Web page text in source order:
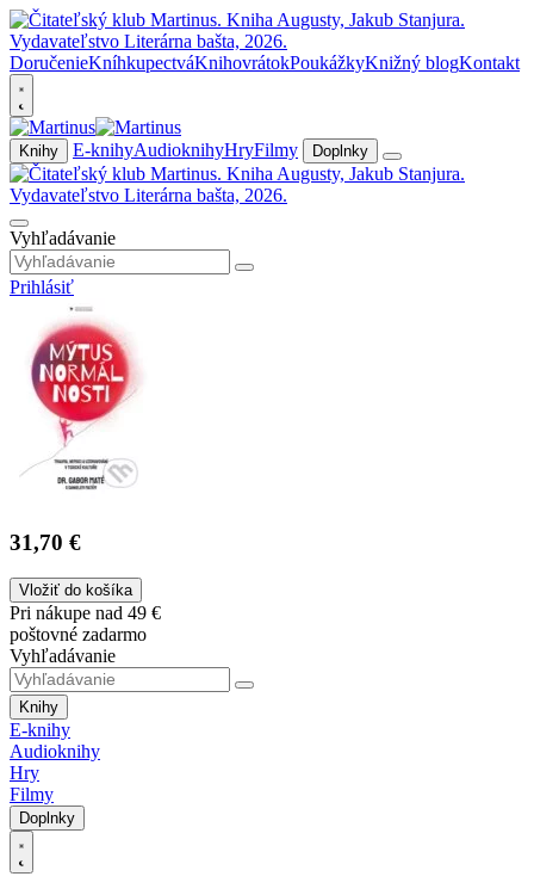
DoručenieKníhkupectváKnihovrátokPoukážkyKnižný blogKontakt
Knihy E-knihyAudioknihyHryFilmy Doplnky
Vyhľadávanie
Prihlásiť
31,70 €
Vložiť do košíka
Pri nákupe nad 49 €
poštovné zadarmo
Vyhľadávanie
Knihy
E-knihy
Audioknihy
Hry
Filmy
Doplnky